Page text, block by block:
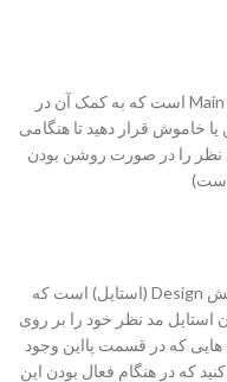
اولین بخشی که باید آن را تنظیم کنیم بخش Main است که به کمک آن در
خاموش قرار دهید تا هنگامی
نظر را در صورت روشن بودن
است)
دومین بخشی که با آن مواجه خواهید شد بخش Design (استایل) است که
استایل مد نظر خود را بر روی
هایی که در قسمت پااین وجود
که در هنگام فعال بودن این